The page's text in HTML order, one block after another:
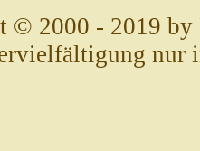
© 2000 - 2019 by
nur